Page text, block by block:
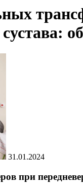
31.01.2024
при